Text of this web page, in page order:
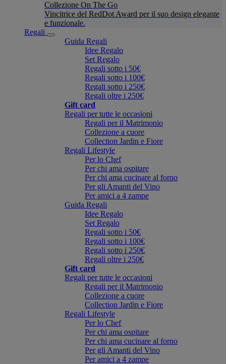
Collezione On The Go
Vincitrice del RedDot Award per il suo design elegante
e funzionale.
Regali
Guida Regali
Idee Regalo
Set Regalo
Regali sotto i 50€
Regali sotto i 100€
Regali sotto i 250€
Regali oltre i 250€
Gift card
Regali per tutte le occasioni
Regali per il Matrimonio
Collezione a cuore
Collection Jardin e Fiore
Regali Lifestyle
Per lo Chef
Per chi ama ospitare
Per chi ama cucinare al forno
Per gli Amanti del Vino
Per amici a 4 zampe
Guida Regali
Idee Regalo
Set Regalo
Regali sotto i 50€
Regali sotto i 100€
Regali sotto i 250€
Regali oltre i 250€
Gift card
Regali per tutte le occasioni
Regali per il Matrimonio
Collezione a cuore
Collection Jardin e Fiore
Regali Lifestyle
Per lo Chef
Per chi ama ospitare
Per chi ama cucinare al forno
Per gli Amanti del Vino
Per amici a 4 zampe